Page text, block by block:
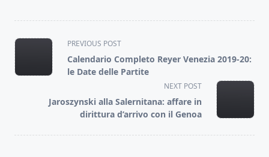
<span
class="nav-
subtitle
text">Page</span>
PREVIOUS POST
Calendario Completo Reyer Venezia 2019-20:
le Date delle Partite
NEXT POST
Jaroszynski alla Salernitana: affare in
dirittura d’arrivo con il Genoa